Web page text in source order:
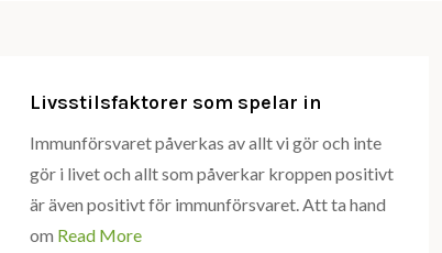
Livsstilsfaktorer som spelar in
Immunförsvaret påverkas av allt vi gör och inte
gör i livet och allt som påverkar kroppen positivt
är även positivt för immunförsvaret. Att ta hand
om Read More